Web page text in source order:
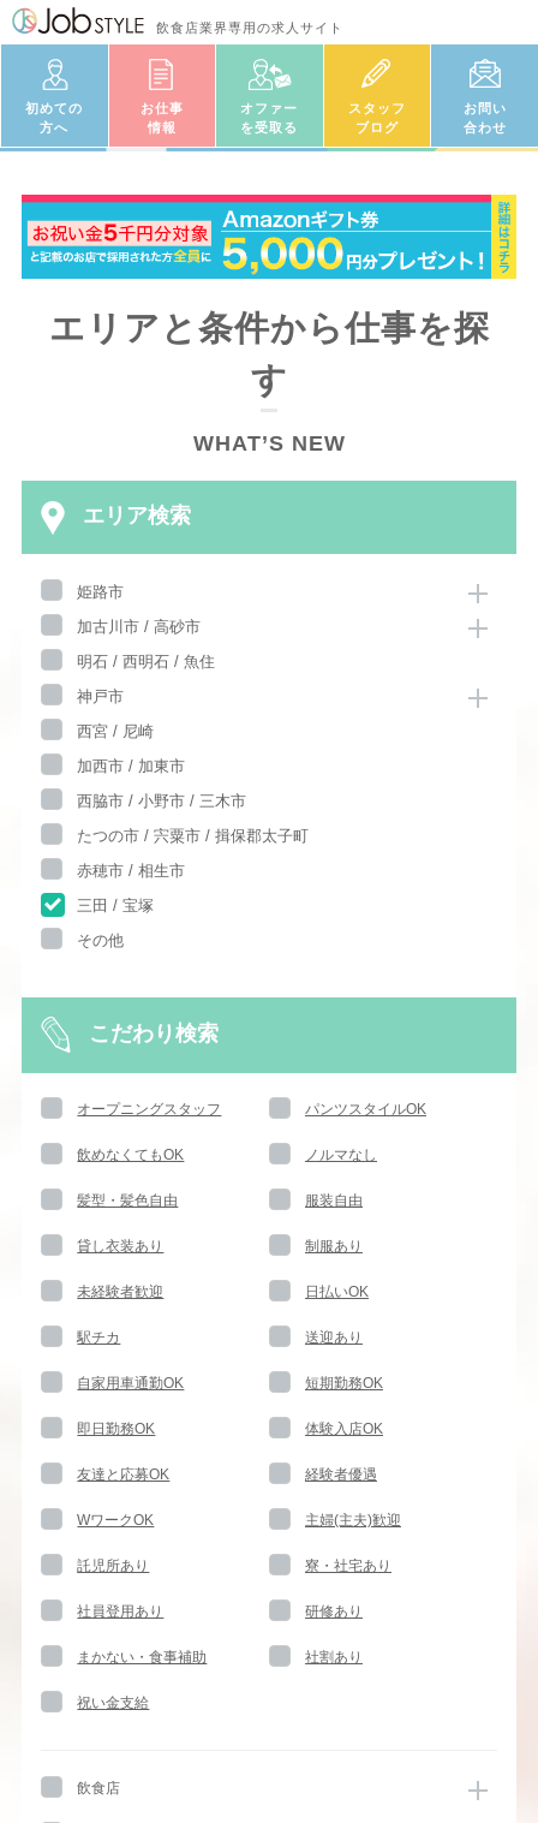
飲食店業界専用の求人サイト
初めての
方へ
お仕事
情報
オファー
を受取る
スタッフ
ブログ
お問い
合わせ
エリアと条件から仕事を探
す
WHAT’S NEW
エリア検索
姫路市
加古川市 / 高砂市
明石 / 西明石 / 魚住
神戸市
西宮 / 尼崎
加西市 / 加東市
西脇市 / 小野市 / 三木市
たつの市 / 宍粟市 / 揖保郡太子町
赤穂市 / 相生市
三田 / 宝塚
その他
こだわり検索
オープニングスタッフ パンツスタイルOK
飲めなくてもOK ノルマなし
髪型・髪色自由 服装自由
貸し衣装あり 制服あり
未経験者歓迎 日払いOK
駅チカ 送迎あり
自家用車通勤OK 短期勤務OK
即日勤務OK 体験入店OK
友達と応募OK 経験者優遇
WワークOK 主婦(主夫)歓迎
託児所あり 寮・社宅あり
社員登用あり 研修あり
まかない・食事補助 社割あり
祝い金支給
飲食店